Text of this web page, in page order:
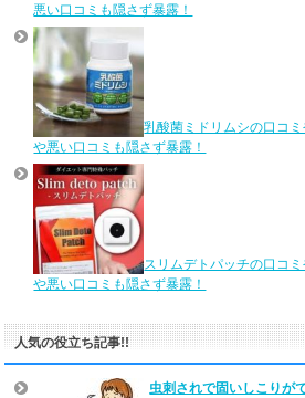
悪い口コミも隠さず暴露！
乳酸菌ミドリムシの口コ
や悪い口コミも隠さず暴露！
スリムデトパッチの口コ
や悪い口コミも隠さず暴露！
人気の役立ち記事!!
虫刺されで固いしこりが